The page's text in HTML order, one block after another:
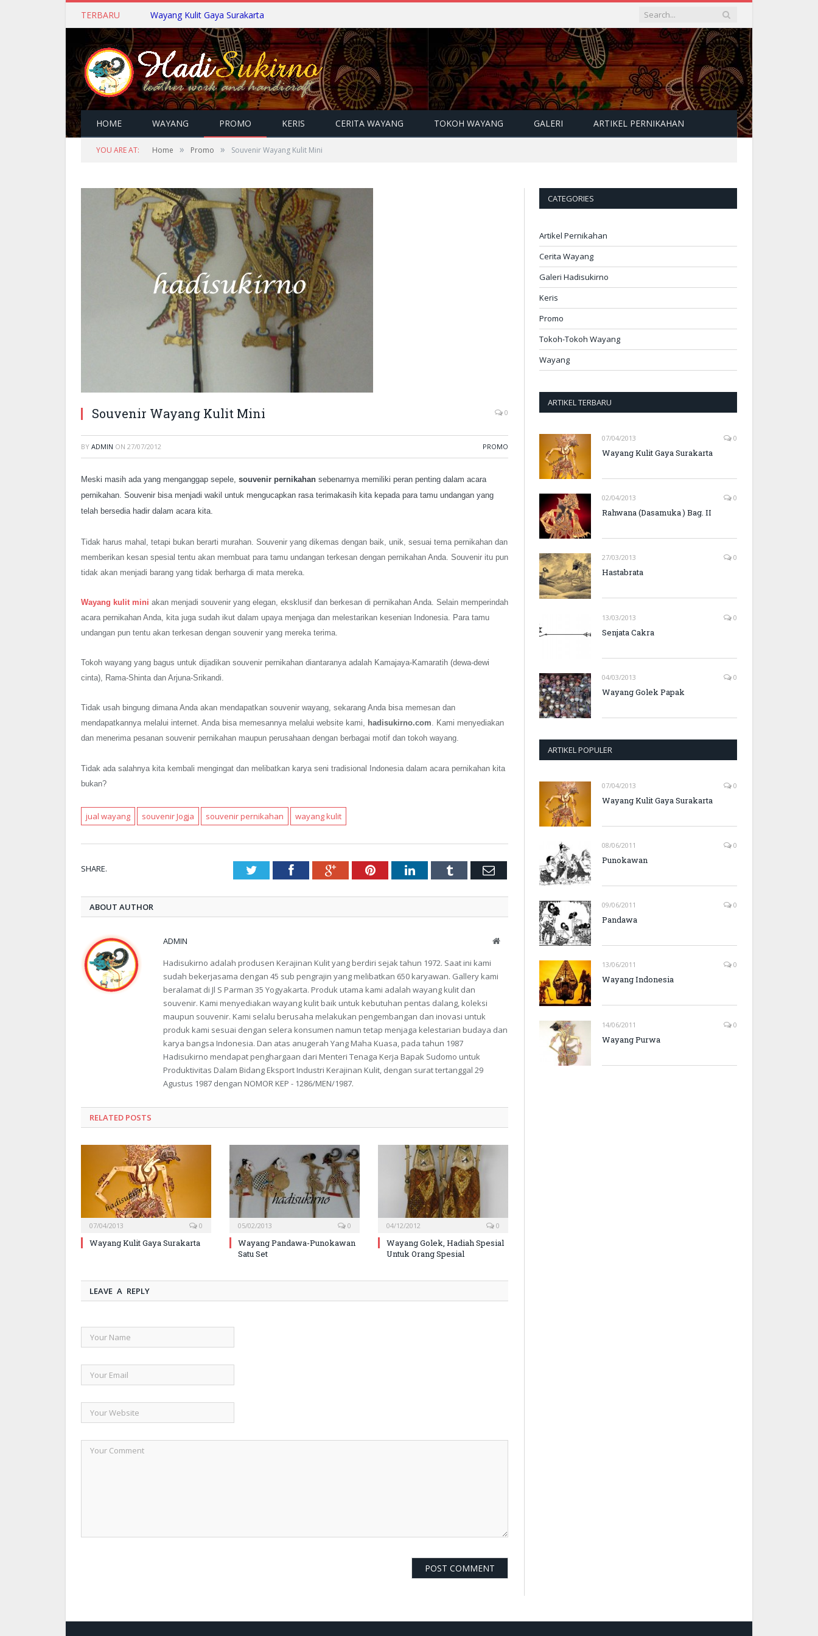
TERBARU Wayang Kulit Gaya Surakarta
HOME WAYANG PROMO KERIS CERITA WAYANG TOKOH WAYANG GALERI ARTIKEL PERNIKAHAN
YOU ARE AT: Home » Promo » Souvenir Wayang Kulit Mini
Souvenir Wayang Kulit Mini 0
BY ADMIN ON 27/07/2012 PROMO
Meski masih ada yang menganggap sepele, souvenir pernikahan sebenarnya memiliki peran penting dalam acara
pernikahan. Souvenir bisa menjadi wakil untuk mengucapkan rasa terimakasih kita kepada para tamu undangan yang
telah bersedia hadir dalam acara kita.
Tidak harus mahal, tetapi bukan berarti murahan. Souvenir yang dikemas dengan baik, unik, sesuai tema pernikahan dan
memberikan kesan spesial tentu akan membuat para tamu undangan terkesan dengan pernikahan Anda. Souvenir itu pun
tidak akan menjadi barang yang tidak berharga di mata mereka.
Wayang kulit mini akan menjadi souvenir yang elegan, eksklusif dan berkesan di pernikahan Anda. Selain memperindah
acara pernikahan Anda, kita juga sudah ikut dalam upaya menjaga dan melestarikan kesenian Indonesia. Para tamu
undangan pun tentu akan terkesan dengan souvenir yang mereka terima.
Tokoh wayang yang bagus untuk dijadikan souvenir pernikahan diantaranya adalah Kamajaya-Kamaratih (dewa-dewi
cinta), Rama-Shinta dan Arjuna-Srikandi.
Tidak usah bingung dimana Anda akan mendapatkan souvenir wayang, sekarang Anda bisa memesan dan
mendapatkannya melalui internet. Anda bisa memesannya melalui website kami, hadisukirno.com. Kami menyediakan
dan menerima pesanan souvenir pernikahan maupun perusahaan dengan berbagai motif dan tokoh wayang.
Tidak ada salahnya kita kembali mengingat dan melibatkan karya seni tradisional Indonesia dalam acara pernikahan kita
bukan?
jual wayang souvenir Jogja souvenir pernikahan wayang kulit
SHARE. TwitterFacebookGoogle+PinterestLinkedInTumblr Email
ABOUT AUTHOR
ADMIN Website
Hadisukirno adalah produsen Kerajinan Kulit yang berdiri sejak tahun 1972. Saat ini kami
sudah bekerjasama dengan 45 sub pengrajin yang melibatkan 650 karyawan. Gallery kami
beralamat di Jl S Parman 35 Yogyakarta. Produk utama kami adalah wayang kulit dan
souvenir. Kami menyediakan wayang kulit baik untuk kebutuhan pentas dalang, koleksi
maupun souvenir. Kami selalu berusaha melakukan pengembangan dan inovasi untuk
produk kami sesuai dengan selera konsumen namun tetap menjaga kelestarian budaya dan
karya bangsa Indonesia. Dan atas anugerah Yang Maha Kuasa, pada tahun 1987
Hadisukirno mendapat penghargaan dari Menteri Tenaga Kerja Bapak Sudomo untuk
Produktivitas Dalam Bidang Eksport Industri Kerajinan Kulit, dengan surat tertanggal 29
Agustus 1987 dengan NOMOR KEP - 1286/MEN/1987.
RELATED POSTS
07/04/2013 0
Wayang Kulit Gaya Surakarta
05/02/2013 0
Wayang Pandawa-Punokawan
Satu Set
04/12/2012 0
Wayang Golek, Hadiah Spesial
Untuk Orang Spesial
LEAVE A REPLY
CATEGORIES
Artikel Pernikahan
Cerita Wayang
Galeri Hadisukirno
Keris
Promo
Tokoh-Tokoh Wayang
Wayang
ARTIKEL TERBARU
07/04/2013 0
Wayang Kulit Gaya Surakarta
02/04/2013 0
Rahwana (Dasamuka ) Bag. II
27/03/2013 0
Hastabrata
13/03/2013 0
Senjata Cakra
04/03/2013 0
Wayang Golek Papak
ARTIKEL POPULER
07/04/2013 0
Wayang Kulit Gaya Surakarta
08/06/2011 0
Punokawan
09/06/2011 0
Pandawa
13/06/2011 0
Wayang Indonesia
14/06/2011 0
Wayang Purwa